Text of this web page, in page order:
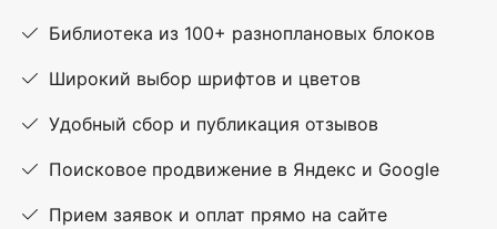
Библиотека из 100+ разноплановых блоков
Широкий выбор шрифтов и цветов
Удобный сбор и публикация отзывов
Поисковое продвижение в Яндекс и Google
Прием заявок и оплат прямо на сайте